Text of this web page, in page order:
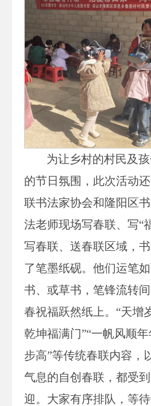
为让乡村的村民及
的节日氛围，此次活动
联书法家协会和隆阳区
法老师现场写春联、写“
写春联、送春联区域，
了笔墨纸砚。他们运笔
书、或草书，笔锋流转
春祝福跃然纸上。“天增
乾坤福满门”“一帆风顺
步高”等传统春联内容，
气息的自创春联，都受
迎。大家有序排队，等